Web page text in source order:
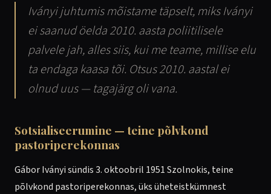
Iványi juhtumis mõistame täpselt, miks Iványi
ei saanud öelda 2010. aasta poliitilisele
palvele jah, alles siis, kui me teame, millise elu
ta endaga kaasa tõi. Otsus 2010. aastal ei
olnud uus — tagajärg oli vana.
Sotsialiseerumine — teine põlvkond
pastoriperekonnas
Gábor Iványi sündis 3. oktoobril 1951 Szolnokis, teine
põlvkond pastoriperekonnas, üks üheteistkümnest